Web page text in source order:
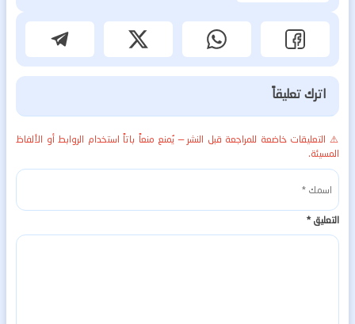
اترك تعليقاً
⚠️ التعليقات خاضعة للمراجعة قبل النشر — يُمنع منعاً باتاً استخدام الروابط أو الألفاظ
المسيئة.
التعليق*